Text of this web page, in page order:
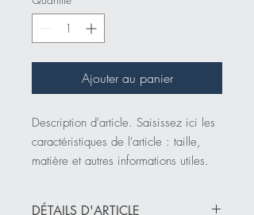
Ajouter au panier
Description d'article. Saisissez ici les
caractéristiques de l'article : taille,
matière et autres informations utiles.
DÉTAILS D'ARTICLE